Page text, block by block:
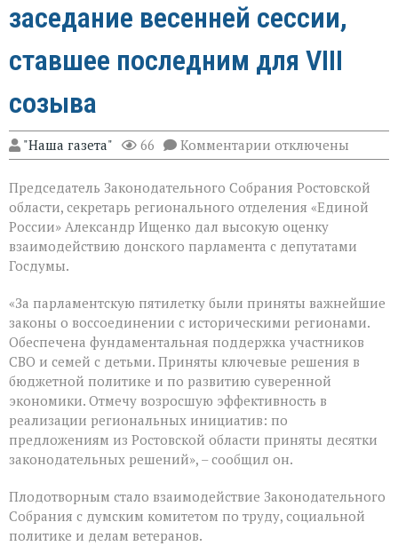
заседание весенней сессии,
ставшее последним для VIII
созыва
"Наша газета" 66 Комментарии к
записи
Государственной
Думе
состоялось
заключительное
сессии,
ставшее
последним
для
VIII
созыва
отключены
Председатель Законодательного Собрания Ростовской
области, секретарь регионального отделения «Единой
России» Александр Ищенко дал высокую оценку
взаимодействию донского парламента с депутатами
Госдумы.
«За парламентскую пятилетку были приняты важнейшие
законы о воссоединении с историческими регионами.
Обеспечена фундаментальная поддержка участников
СВО и семей с детьми. Приняты ключевые решения в
бюджетной политике и по развитию суверенной
экономики. Отмечу возросшую эффективность в
реализации региональных инициатив: по
предложениям из Ростовской области приняты десятки
законодательных решений», – сообщил он.
Плодотворным стало взаимодействие Законодательного
Собрания с думским комитетом по труду, социальной
политике и делам ветеранов.